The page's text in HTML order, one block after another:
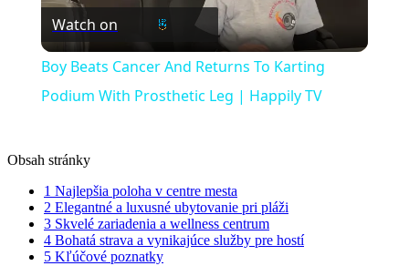
Video
Watch on
Boy Beats Cancer And Returns To Karting
Podium With Prosthetic Leg | Happily TV
Obsah stránky
1 Najlepšia poloha​ v centre mesta
2 Elegantné a ⁢luxusné ubytovanie ‍pri pláži
3 Skvelé‍ zariadenia a wellness centrum
4 Bohatá strava a‍ vynikajúce ​služby pre hostí
5 Kľúčové poznatky